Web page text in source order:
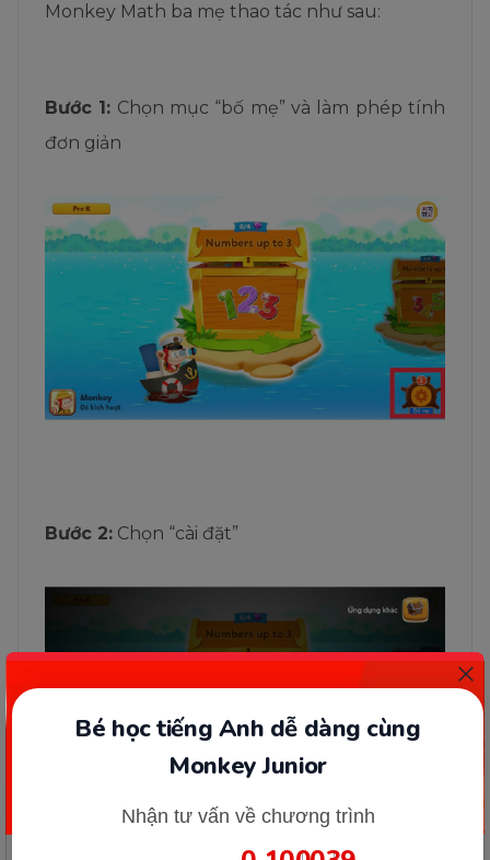
Bé học tiếng Anh dễ dàng cùng
Monkey Junior
Nhận tư vấn về chương trình
Monkey Math ba mẹ thao tác như sau:
Bước 1: Chọn mục “bố mẹ” và làm phép tính
đơn giản
Bước 2: Chọn “cài đặt”